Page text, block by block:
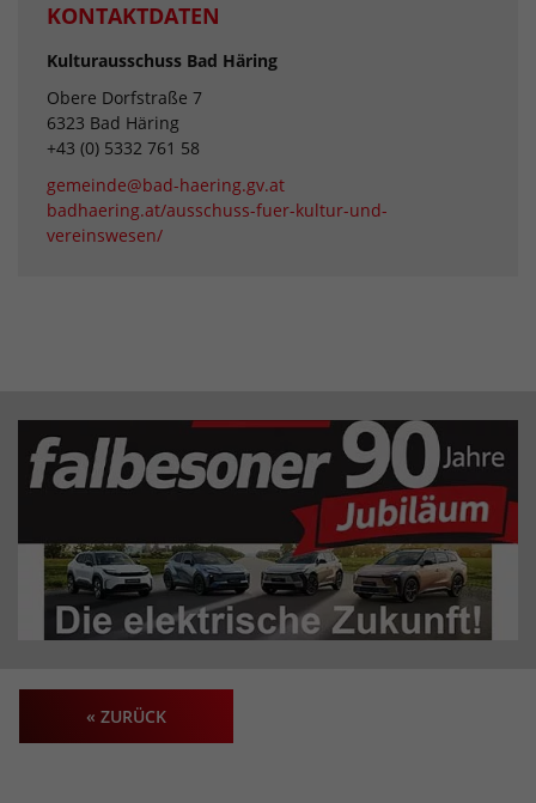
KONTAKTDATEN
Kulturausschuss Bad Häring
Obere Dorfstraße 7
6323 Bad Häring
+43 (0) 5332 761 58
gemeinde@bad-haering.gv.at
badhaering.at/ausschuss-fuer-kultur-und-
vereinswesen/
« ZURÜCK